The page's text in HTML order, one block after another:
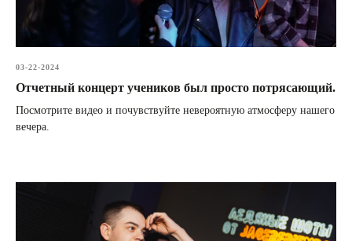
03-22-2024
Отчетный концерт учеников был просто потрясающий.
Посмотрите видео и почувствуйте невероятную атмосферу нашего
вечера.